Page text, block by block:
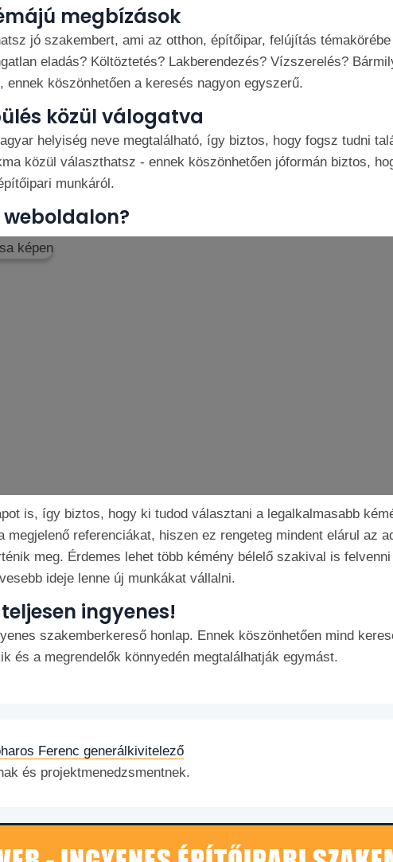
megbízások
jó szakembert, ami az otthon, építőipar, felújítás
eladás? Költöztetés? Lakberendezés? Vízszerelés?
köszönhetően a keresés nagyon egyszerű.
közül válogatva
helyiség neve megtalálható, így biztos, hogy fogsz tudni
közül választhatsz - ennek köszönhetően jóformán biztos,
munkáról.
is, így biztos, hogy ki tudod választani a legalkalmasabb
megjelenő referenciákat, hiszen ez rengeteg mindent elárul az
meg. Érdemes lehet több kémény bélelő szakival is
ideje lenne új munkákat vállalni.
ingyenes!
szakemberkereső honlap. Ennek köszönhetően mind
és a megrendelők könnyedén megtalálhatják egymást.
Ferenc generálkivitelező
és projektmenedzsmentnek.